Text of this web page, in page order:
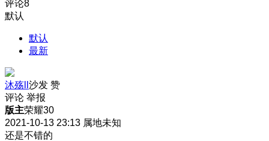
评论8
默认
默认
最新
沐殇ll 沙发 赞
评论 举报
版主荣耀30
2021-10-13 23:13 属地未知
还是不错的